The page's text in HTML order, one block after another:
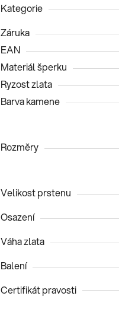
Kategorie
Záruka
EAN
Materiál šperku
Ryzost zlata
Barva kamene
Rozměry
Velikost prstenu
Osazení
Váha zlata
Balení
Certifikát pravosti